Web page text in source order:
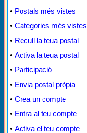
• Postals més vistes
• Categories més vistes
• Recull la teua postal
• Activa la teua postal
• Participació
• Envia postal pròpia
• Crea un compte
• Entra al teu compte
• Activa el teu compte